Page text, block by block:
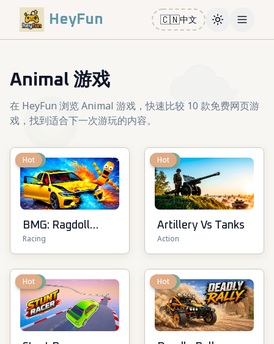
HeyFun 🇨🇳中文 ToggleOpen
Animal 游戏
在 HeyFun 浏览 Animal 游戏，快速比较 10 款免费网页游
戏，找到适合下一次游玩的内容。
New
Hot
BMG: Ragdoll
Playground
Racing
New
Hot
Artillery Vs Tanks
Action
New
Hot New
Hot